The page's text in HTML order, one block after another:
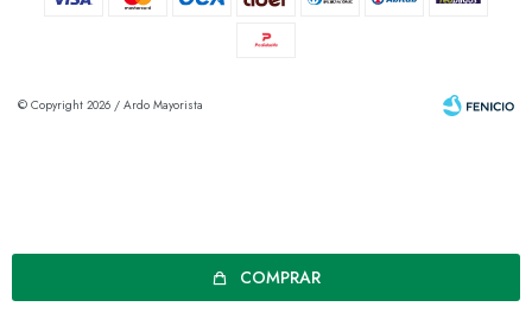
COMPRAR
© Copyright 2026 / Ardo Mayorista